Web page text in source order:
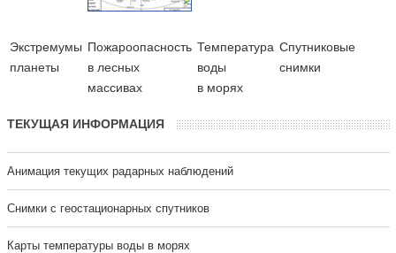
Экстремумы
планеты
Пожароопасность
в лесных
массивах
Температура
воды
в морях
Cпутниковые
снимки
ТЕКУЩАЯ ИНФОРМАЦИЯ
Анимация текущих радарных наблюдений
Cнимки с геостационарных спутников
Карты температуры воды в морях